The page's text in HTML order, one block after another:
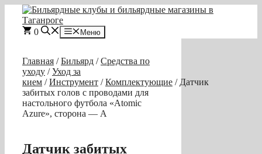
Перейти
содержимому
0 Меню
Главная /Бильярд /Средства по
уходу /Уход за
кием /Инструмент /Комплектующие / Датчик
забитых голов с проводами для
настольного футбола «Atomic
Azure», сторона — A
Датчик забитых